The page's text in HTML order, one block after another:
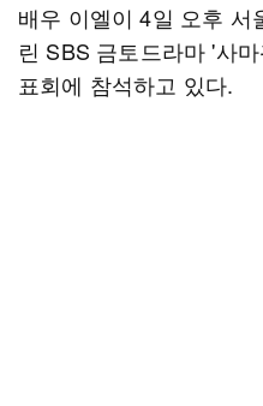
배우 이엘이 4일 오후 서
린 SBS 금토드라마 '사
표회에 참석하고 있다.